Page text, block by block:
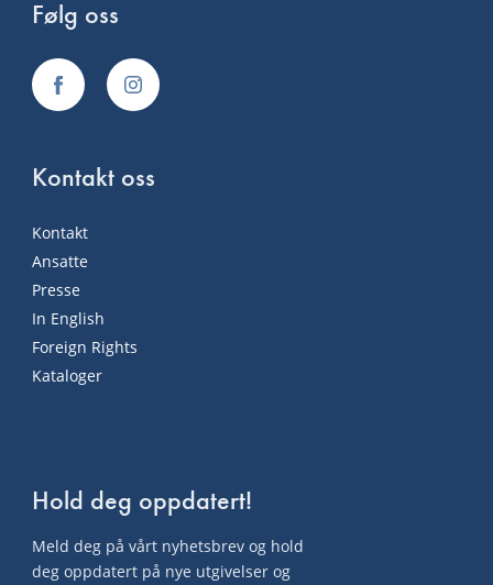
Følg oss
Kontakt oss
Kontakt
Ansatte
Presse
In English
Foreign Rights
Kataloger
Hold deg oppdatert!
Meld deg på vårt nyhetsbrev og hold
deg oppdatert på nye utgivelser og